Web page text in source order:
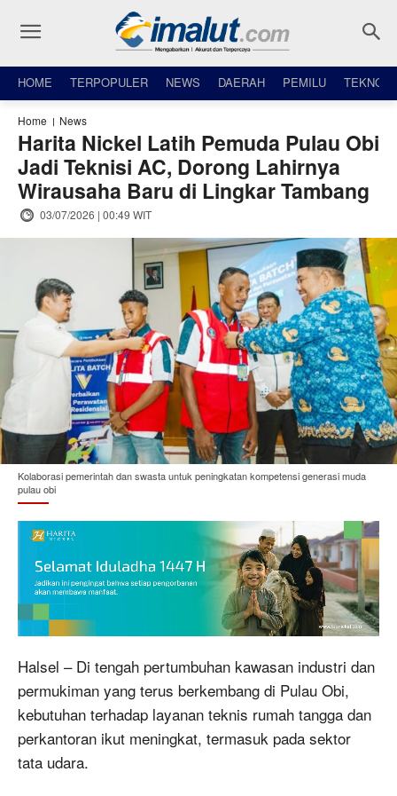
HOME TERPOPULER NEWS DAERAH PEMILU TEKNO
Home News
Harita Nickel Latih Pemuda Pulau Obi
Jadi Teknisi AC, Dorong Lahirnya
Wirausaha Baru di Lingkar Tambang
03/07/2026 | 00:49 WIT
Kolaborasi pemerintah dan swasta untuk peningkatan kompetensi generasi muda
pulau obi
Halsel – Di tengah pertumbuhan kawasan industri dan
permukiman yang terus berkembang di Pulau Obi,
kebutuhan terhadap layanan teknis rumah tangga dan
perkantoran ikut meningkat, termasuk pada sektor
tata udara.